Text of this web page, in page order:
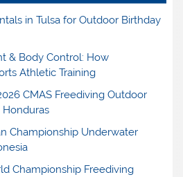
in Tulsa for Outdoor Birthday
& Body Control: How
Athletic Training
CMAS Freediving Outdoor
Championship Underwater
Championship Freediving